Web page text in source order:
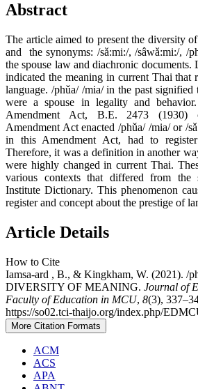
Abstract
The article aimed to present the diversity
and the synonyms: /sǎ:mi:/, /sâwǎ:mi:/, /
the spouse law and diachronic documents.
indicated the meaning in current Thai that
language. /phǔa/ /mia/ in the past
were a spouse in legality and
Amendment Act, B.E. 2473 (1930)
Amendment Act enacted /phǔa/ /mia/ or /
in this Amendment Act, had to
Therefore, it was a definition in another
were highly changed in current Thai.
various contexts that differed from the
Institute Dictionary. This phenomenon
register and concept about the prestige of
Article Details
How to Cite
Iamsa-ard , B., & Kingkham, W. (2021). /
DIVERSITY OF MEANING. Journal of
Faculty of Education in MCU, 8(3),
https://so02.tci-thaijo.org/index.php/
More Citation Formats
ACM
ACS
APA